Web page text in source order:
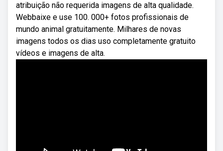
atribuição não requerida imagens de alta qualidade.
Webbaixe e use 100. 000+ fotos profissionais de
mundo animal gratuitamente. Milhares de novas
imagens todos os dias uso completamente gratuito
vídeos e imagens de alta.